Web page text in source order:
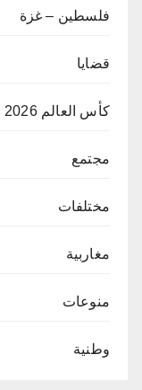
فلسطين – غزة
قضايا
كأس العالم 2026
مجتمع
مختلفات
مغاربية
منوعات
وطنية